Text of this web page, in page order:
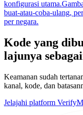
konfigurasi utama.
buat-atau-coba-ulang,
per negara.
Kode yang
lajunya
Keamanan sudah
kanal, kode, dan
Jelajahi platform Verify